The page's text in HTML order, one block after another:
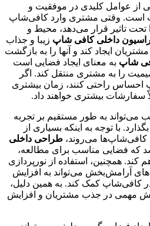
از عوامل کلیدی در موفقیت و
است. وقتی مشتری وارد کافی‌شاپ
تاثیر قرار می‌دهد، محیط و
داخلی کافی شاپ زیبا و جذاب
ایجاد کند و آنها را به بازگشت
شاپ به معنای ایجاد فضایی است
را به مشتری منتقل کند. اگر
راحتی کنند، زمان بیشتری
سفارشات بیشتری خواهند داد.
می‌تواند به طور مستقیم بر تجربه
با توجه به اینکه بسیاری از
کافی‌شاپ‌ها می‌روند، طراحی داخلی
که فضایی مناسب برای مطالعه،
کند. همچنین، استفاده از نورپردازی
آرامش‌بخش می‌تواند به افزایش
کافی‌شاپ کمک کند. به همین دلیل،
مهمی در جذب مشتریان و افزایش